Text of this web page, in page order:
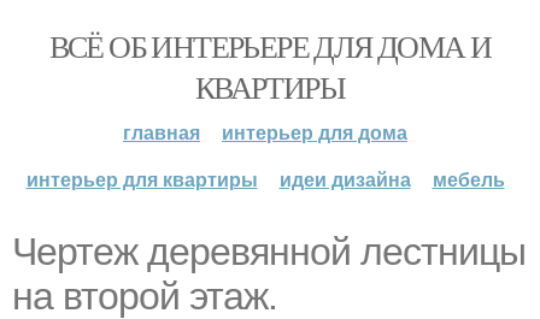
ВСЁ ОБ ИНТЕРЬЕРЕ ДЛЯ ДОМА И
КВАРТИРЫ
главная
интерьер для дома
интерьер для квартиры
идеи дизайна мебель
Чертеж деревянной лестницы
на второй этаж.